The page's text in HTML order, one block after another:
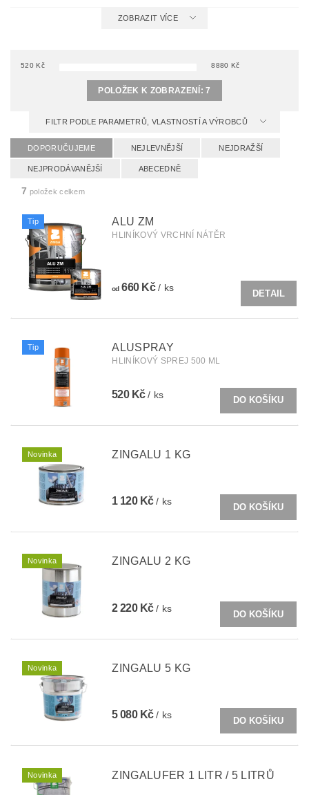
ZOBRAZIT VÍCE
520Kč 8880 Kč
POLOŽEK K ZOBRAZENÍ:7
FILTR PODLE PARAMETRŮ, VLASTNOSTÍ A VÝROBCŮ
DOPORUČUJEME NEJLEVNĚJŠÍ NEJDRAŽŠÍ
NEJPRODÁVANĚJŠÍ ABECEDNĚ
7 položek celkem
Tip ALU ZM
HLINÍKOVÝ VRCHNÍ NÁTĚR
od660 Kč/ ks
DETAIL
Tip ALUSPRAY
HLINÍKOVÝ SPREJ 500 ML
520 Kč/ ks
Novinka ZINGALU 1 KG
1 120 Kč/ ks
Novinka ZINGALU 2 KG
2 220 Kč/ ks
Novinka ZINGALU 5 KG
5 080 Kč/ ks
Novinka ZINGALUFER 1 LITR / 5 LITRŮ